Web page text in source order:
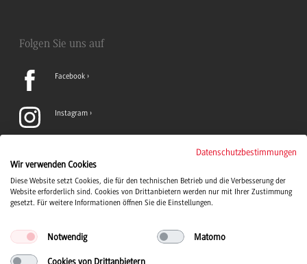
Folgen Sie uns auf
Facebook
Instagram
TikTok
Datenschutzbestimmungen
Wir verwenden Cookies
Diese Website setzt Cookies, die für den technischen Betrieb und die Verbesserung der
Website erforderlich sind. Cookies von Drittanbietern werden nur mit Ihrer Zustimmung
gesetzt. Für weitere Informationen öffnen Sie die Einstellungen.
Notwendig Matomo
Cookies von Drittanbietern